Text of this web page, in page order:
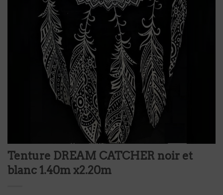
Tenture DREAM CATCHER noir et
blanc 1.40m x2.20m